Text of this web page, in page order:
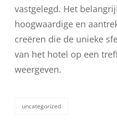
vastgelegd. Het
hoogwaardige en
creëren die de unieke
van het hotel op een
weergeven.
categorieën
uncategorized